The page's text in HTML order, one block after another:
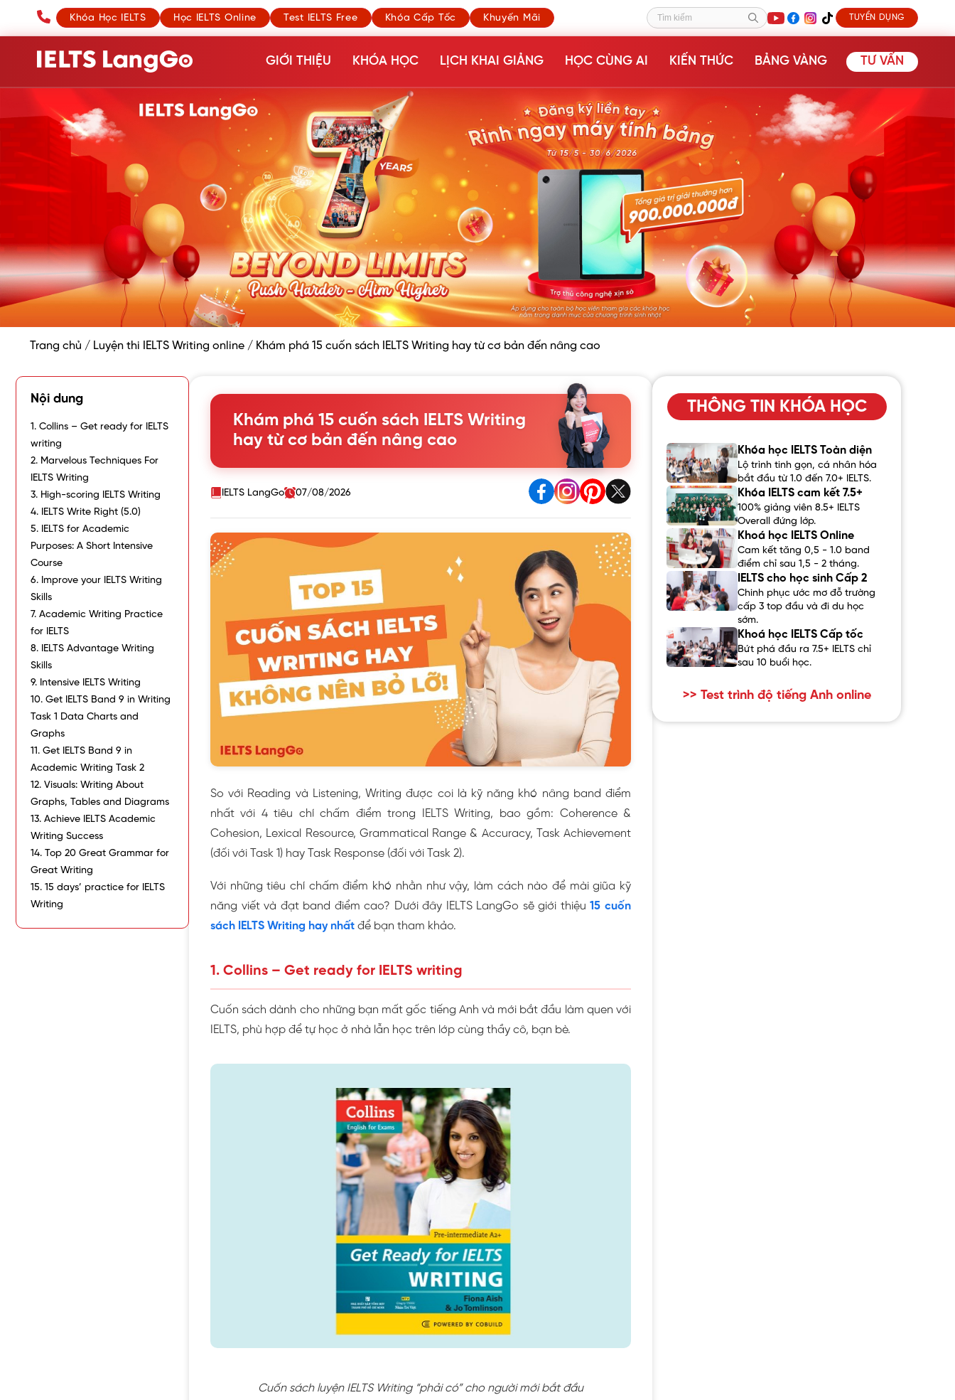
Khóa Học IELTS Học IELTS Online Test IELTS Free Khóa Cấp Tốc Khuyến Mãi Tìm kiếm TUYỂN DỤNG
GIỚI THIỆU KHÓA HỌC LỊCH KHAI GIẢNG HỌC CÙNG AI KIẾN THỨC BẢNG VÀNG TƯ VẤN
Trang chủ / Luyện thi IELTS Writing online / Khám phá 15 cuốn sách IELTS Writing hay từ cơ bản đến nâng cao
Nội dung
1. Collins – Get ready for IELTS
writing
2. Marvelous Techniques For
IELTS Writing
3. High-scoring IELTS Writing
4. IELTS Write Right (5.0)
5. IELTS for Academic
Purposes: A Short Intensive
Course
6. Improve your IELTS Writing
Skills
7. Academic Writing Practice
for IELTS
8. IELTS Advantage Writing
Skills
9. Intensive IELTS Writing
10. Get IELTS Band 9 in Writing
Task 1 Data Charts and
Graphs
11. Get IELTS Band 9 in
Academic Writing Task 2
12. Visuals: Writing About
Graphs, Tables and Diagrams
13. Achieve IELTS Academic
Writing Success
14. Top 20 Great Grammar for
Great Writing
15. 15 days’ practice for IELTS
Writing
Khám phá 15 cuốn sách IELTS Writing
hay từ cơ bản đến nâng cao
IELTS LangGo 07/08/2026
So với Reading và Listening, Writing được coi là kỹ năng khó nâng band điểm
nhất với 4 tiêu chí chấm điểm trong IELTS Writing, bao gồm: Coherence &
Cohesion, Lexical Resource, Grammatical Range & Accuracy, Task Achievement
(đối với Task 1) hay Task Response (đối với Task 2).
Với những tiêu chí chấm điểm khó nhằn như vậy, làm cách nào để mài giũa kỹ
năng viết và đạt band điểm cao? Dưới đây IELTS LangGo sẽ giới thiệu15 cuốn
sách IELTS Writing hay nhất để bạn tham khảo.
1. Collins – Get ready for IELTS writing
Cuốn sách dành cho những bạn mất gốc tiếng Anh và mới bắt đầu làm quen với
IELTS, phù hợp để tự học ở nhà lẫn học trên lớp cùng thầy cô, bạn bè.
Cuốn sách luyện IELTS Writing “phải có” cho người mới bắt đầu
THÔNG TIN KHÓA HỌC
Khóa học IELTS Toàn diện
Lộ trình tinh gọn, cá nhân hóa
bắt đầu từ 1.0 đến 7.0+ IELTS.
Khóa IELTS cam kết 7.5+
100% giảng viên 8.5+ IELTS
Overall đứng lớp.
Khoá học IELTS Online
Cam kết tăng 0,5 - 1.0 band
điểm chỉ sau 1,5 - 2 tháng.
IELTS cho học sinh Cấp 2
Chinh phục ước mơ đỗ trường
cấp 3 top đầu và đi du học
sớm.
Khoá học IELTS Cấp tốc
Bứt phá đầu ra 7.5+ IELTS chỉ
sau 10 buổi học.
>> Test trình độ tiếng Anh online